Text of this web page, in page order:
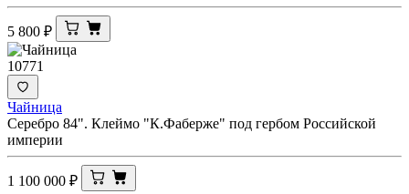
5 800 ₽
10771
Чайница
Серебро 84". Клеймо "К.Фаберже" под гербом Российской
империи
1 100 000 ₽